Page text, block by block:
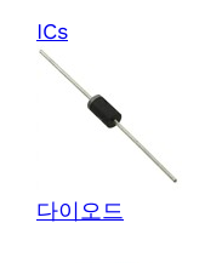
ICs
다이오드